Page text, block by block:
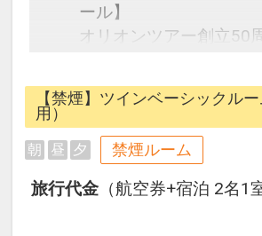
ール】
オリオンツアー創立50
往復の航空券と宿泊が
たスタンダードの＜食
ンです。
フライトと宿泊を自由
できるダイナミックパ
ら、一都市滞在はもち
【禁煙】ツインベーシックル
用）
朝 昼 夕 禁煙ルーム
旅行代金 （航空券+宿泊 2名1